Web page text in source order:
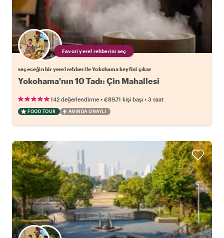
Favori yerel rehberini seç
seçeceğin bir yerel rehber ile Yokohama keyfini çıkar
Yokohama'nın 10 Tadı: Çin Mahallesi
142 değerlendirme • €89.71 kişi başı • 3 saat
FOOD TOUR ANINDA ONAYLI